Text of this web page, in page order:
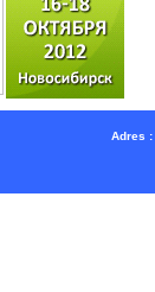
Adres :